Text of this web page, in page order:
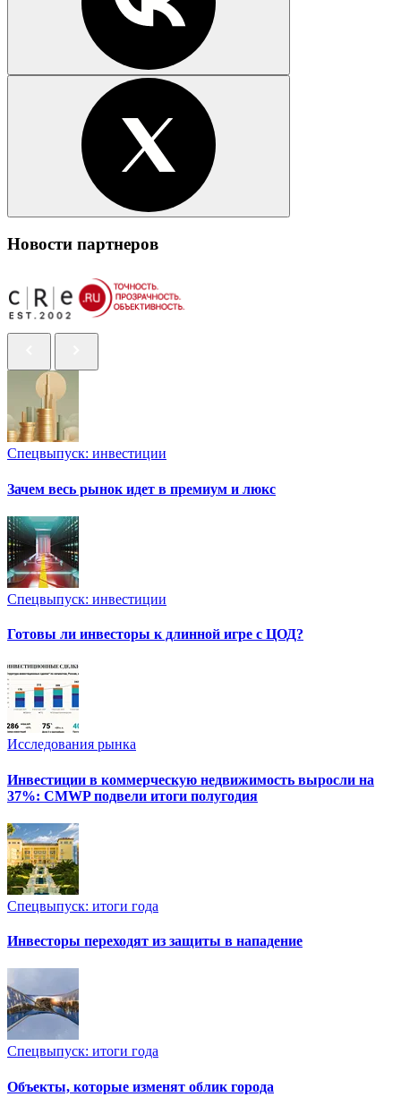
Новости партнеров
Спецвыпуск: инвестиции
Зачем весь рынок идет в премиум и люкс
Спецвыпуск: инвестиции
Готовы ли инвесторы к длинной игре с ЦОД?
Исследования рынка
Инвестиции в коммерческую недвижимость выросли на
37%: CMWP подвели итоги полугодия
Спецвыпуск: итоги года
Инвесторы переходят из защиты в нападение
Спецвыпуск: итоги года
Объекты, которые изменят облик города